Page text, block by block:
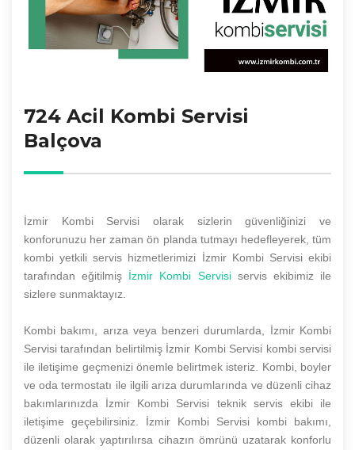
724 Acil Kombi Servisi
Balçova
İzmir Kombi Servisi olarak sizlerin güvenliğinizi ve
konforunuzu her zaman ön planda tutmayı hedefleyerek, tüm
kombi yetkili servis hizmetlerimizi İzmir Kombi Servisi ekibi
tarafından eğitilmiş İzmir Kombi Servisiservis ekibimiz ile
sizlere sunmaktayız.
Kombi bakımı, arıza veya benzeri durumlarda, İzmir Kombi
Servisi tarafından belirtilmiş İzmir Kombi Servisi kombi servisi
ile iletişime geçmenizi önemle belirtmek isteriz. Kombi, boyler
ve oda termostatı ile ilgili arıza durumlarında ve düzenli cihaz
bakımlarınızda İzmir Kombi Servisi teknik servis ekibi ile
iletişime geçebilirsiniz. İzmir Kombi Servisi kombi bakımı,
düzenli olarak yaptırılırsa cihazın ömrünü uzatarak konforlu